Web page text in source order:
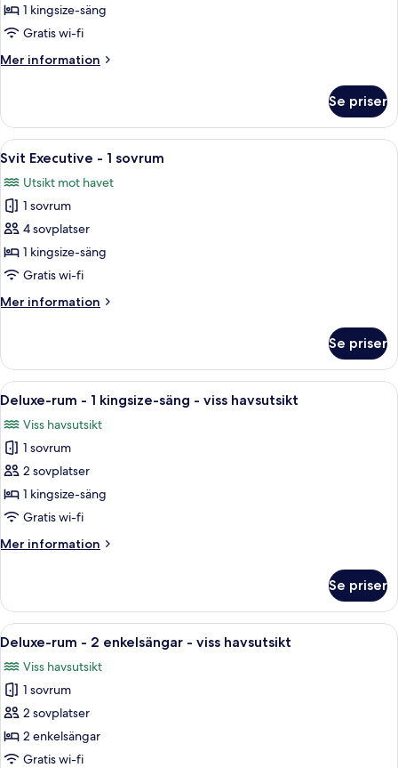
Premium-
rum
-
1
säng
1 kingsize-säng
Gratis wi-fi
Mer information
Mer
rum
1
säng
Se priser
Öppna
alla
foton
för
Svit
Executive
-
sovrum
Ett hotellrum med två blå stolar, ett
5
Svit Executive - 1 sovrum
Utsikt mot havet
1 sovrum
4 sovplatser
1 kingsize-säng
Gratis wi-fi
Mer information
Mer
Executive
1
Se priser
Öppna
alla
foton
för
Deluxe-
rum
-
kingsize-
viss
havsutsikt
Ett hotellrum med en säng, en
5
Deluxe-rum - 1 kingsize-säng - viss havsutsikt
Viss havsutsikt
1 sovrum
2 sovplatser
1 kingsize-säng
Gratis wi-fi
Mer information
Mer
rum
1
säng
havsutsikt
Se priser
Öppna
alla
foton
för
Deluxe-
rum
-
Ett hotellrum med två sängar, ett
5
Deluxe-rum - 2 enkelsängar - viss havsutsikt
Viss havsutsikt
1 sovrum
2 sovplatser
2 enkelsängar
Gratis wi-fi